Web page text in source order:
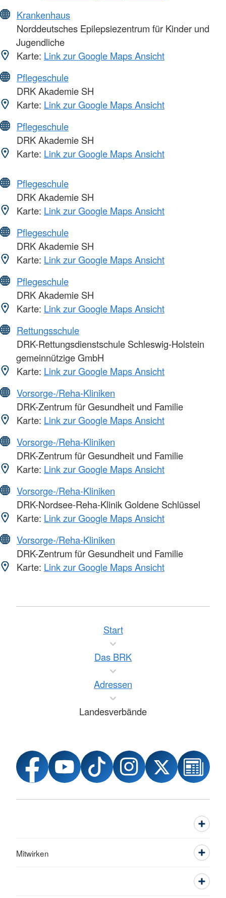
Krankenhaus
Norddeutsches Epilepsiezentrum für Kinder und
Jugendliche
Karte: Link zur Google Maps Ansicht
Pflegeschule
DRK Akademie SH
Karte: Link zur Google Maps Ansicht
Pflegeschule
DRK Akademie SH
Karte: Link zur Google Maps Ansicht
Pflegeschule
DRK Akademie SH
Karte: Link zur Google Maps Ansicht
Pflegeschule
DRK Akademie SH
Karte: Link zur Google Maps Ansicht
Pflegeschule
DRK Akademie SH
Karte: Link zur Google Maps Ansicht
Rettungsschule
DRK-Rettungsdienstschule Schleswig-Holstein
gemeinnützige GmbH
Karte: Link zur Google Maps Ansicht
Vorsorge-/Reha-Kliniken
DRK-Zentrum für Gesundheit und Familie
Karte: Link zur Google Maps Ansicht
Vorsorge-/Reha-Kliniken
DRK-Zentrum für Gesundheit und Familie
Karte: Link zur Google Maps Ansicht
Vorsorge-/Reha-Kliniken
DRK-Nordsee-Reha-Klinik Goldene Schlüssel
Karte: Link zur Google Maps Ansicht
Vorsorge-/Reha-Kliniken
DRK-Zentrum für Gesundheit und Familie
Karte: Link zur Google Maps Ansicht
Start
Das BRK
Adressen
Landesverbände
Mitwirken